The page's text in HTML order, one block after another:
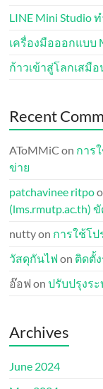
LINE Mini Studio
เครื่องมือออกแบบ
ก้าวเข้าสู่โลกเสมื
Recent
AToMMiC on การ
ข่าย
patchavinee ritpo
(lms.rmutp.ac.th)
nuttyon การใช้โ
วัสดุกันไฟ on ติดตั้
อ๊อฟ onปรับปรุงร
Archives
June 2024